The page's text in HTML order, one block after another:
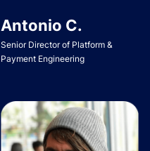
Antonio C.
Senior Director of Platform &
Payment Engineering